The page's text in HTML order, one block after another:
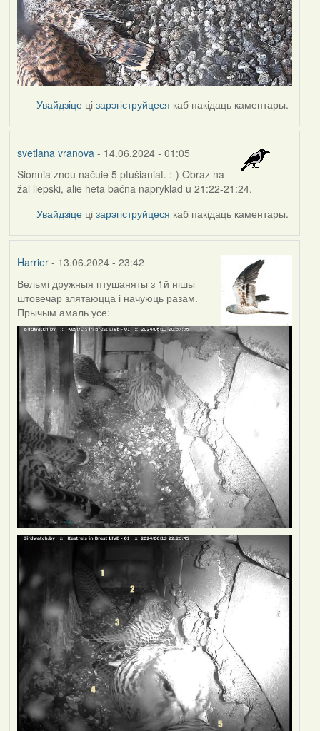
Увайдзіце цізарэгіструйцеся каб пакідаць каментары.
svetlana vranova- 14.06.2024 - 01:05
Sionnia znou načuie 5 ptušianiat. :-) Obraz na
žal liepski, alie heta bačna napryklad u 21:22-21:24.
Увайдзіце цізарэгіструйцеся каб пакідаць каментары.
Harrier- 13.06.2024 - 23:42
Вельмі дружныя птушаняты з 1й нішы
штовечар злятаюцца і начуюць разам.
Прычым амаль усе: